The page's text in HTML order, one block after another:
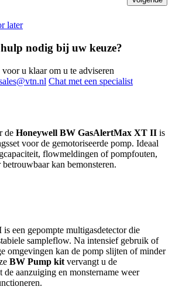
later
nodig bij uw keuze?
u klaar om u te adviseren
Chat met een specialist
de Honeywell BW GasAlertMax XT II is
voor de gemotoriseerde pomp. Ideaal
flowmeldingen of pompfouten,
kan bemonsteren.
een gepompte multigasdetector die
sampleflow. Na intensief gebruik of
omgevingen kan de pomp slijten of minder
BW Pump kit vervangt u de
de aanzuiging en monstername weer